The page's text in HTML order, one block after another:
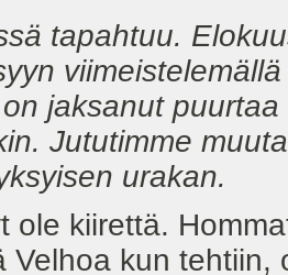
tapahtuu.
jaksanut
Jututimme
urakan.
ole kiirettä.
Velhoa kun